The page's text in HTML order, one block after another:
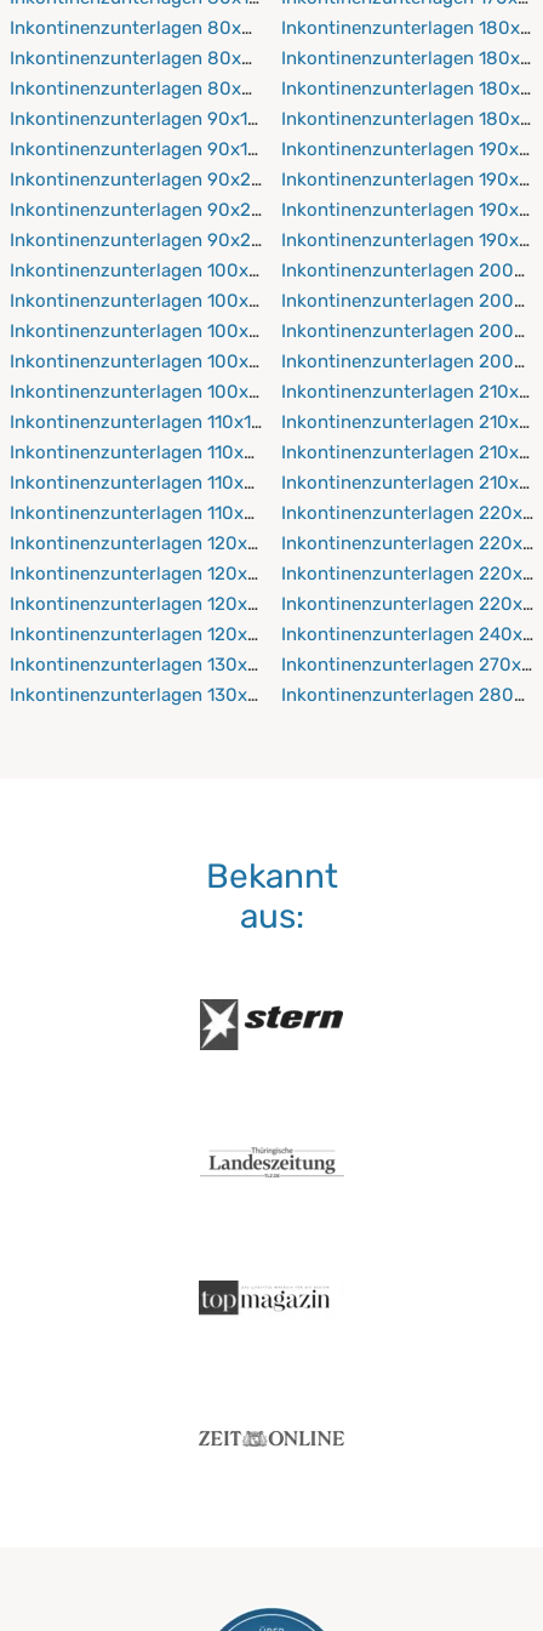
Inkontinenzunterlagen 80x200 cm
Inkontinenzunterlagen 80x210 cm
Inkontinenzunterlagen 80x220 cm
Inkontinenzunterlagen 90x150 cm
Inkontinenzunterlagen 90x190 cm
Inkontinenzunterlagen 90x200 cm
Inkontinenzunterlagen 90x210 cm
Inkontinenzunterlagen 90x220 cm
Inkontinenzunterlagen 100x150 cm
Inkontinenzunterlagen 100x190 cm
Inkontinenzunterlagen 100x200 cm
Inkontinenzunterlagen 100x210 cm
Inkontinenzunterlagen 100x220 cm
Inkontinenzunterlagen 110x190 cm
Inkontinenzunterlagen 110x200 cm
Inkontinenzunterlagen 110x210 cm
Inkontinenzunterlagen 110x220 cm
Inkontinenzunterlagen 120x190 cm
Inkontinenzunterlagen 120x200 cm
Inkontinenzunterlagen 120x210 cm
Inkontinenzunterlagen 120x220 cm
Inkontinenzunterlagen 130x190 cm
Inkontinenzunterlagen 130x200 cm
Inkontinenzunterlagen
Inkontinenzunterlagen
Inkontinenzunterlagen
Inkontinenzunterlagen
Inkontinenzunterlagen
Inkontinenzunterlagen
Inkontinenzunterlagen
Inkontinenzunterlagen
Inkontinenzunterlagen
Inkontinenzunterlagen
Inkontinenzunterlagen
Inkontinenzunterlagen
Inkontinenzunterlagen
Inkontinenzunterlagen
Inkontinenzunterlagen
Inkontinenzunterlagen
Inkontinenzunterlagen
Inkontinenzunterlagen
Inkontinenzunterlagen
Inkontinenzunterlagen
Inkontinenzunterlagen
Inkontinenzunterlagen
Inkontinenzunterlagen
Bekannt
aus: